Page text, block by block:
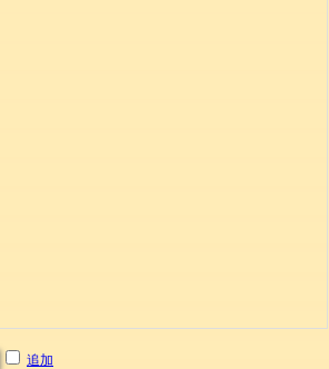
追加